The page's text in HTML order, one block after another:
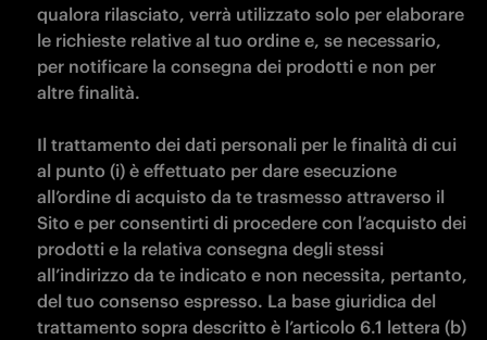
qualora rilasciato, verrà utilizzato solo per elaborare
le richieste relative al tuo ordine e, se necessario,
per notificare la consegna dei prodotti e non per
altre finalità.
Il trattamento dei dati personali per le finalità di cui
al punto (i) è effettuato per dare esecuzione
all’ordine di acquisto da te trasmesso attraverso il
Sito e per consentirti di procedere con l’acquisto dei
prodotti e la relativa consegna degli stessi
all’indirizzo da te indicato e non necessita, pertanto,
del tuo consenso espresso. La base giuridica del
trattamento sopra descritto è l’articolo 6.1 lettera (b)